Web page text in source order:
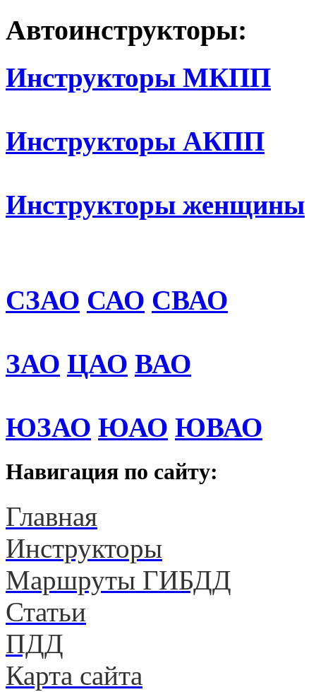
Автоинструкторы:
Инструкторы МКПП
Инструкторы АКПП
Инструкторы женщины
СЗАО САО СВАО
ЗАО ЦАО ВАО
ЮЗАО ЮАО ЮВАО
Навигация по сайту:
Главная
Инструкторы
Маршруты ГИБДД
Статьи
ПДД
Карта сайта